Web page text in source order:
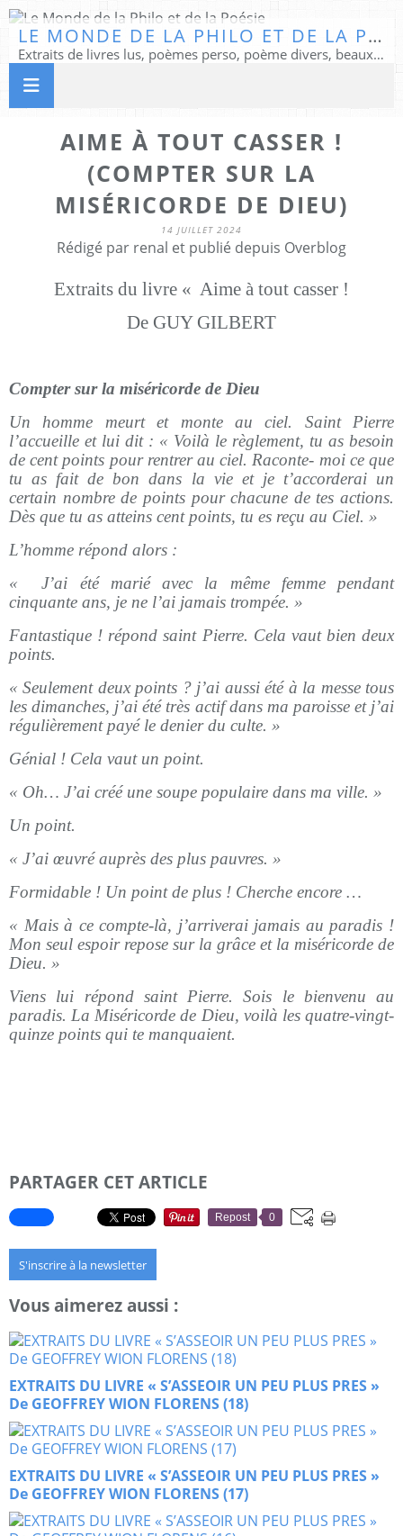
LE MONDE DE LA PHILO ET DE LA POÉSIE
Extraits de livres lus, poèmes perso, poème divers, beaux textes...
AIME À TOUT CASSER !
(COMPTER SUR LA
MISÉRICORDE DE DIEU)
14 JUILLET 2024
Rédigé par renal et publié depuis Overblog
Extraits du livre « Aime à tout casser !
De GUY GILBERT
Compter sur la miséricorde de Dieu
Un homme meurt et monte au ciel. Saint Pierre
l’accueille et lui dit : « Voilà le règlement, tu as besoin
de cent points pour rentrer au ciel. Raconte- moi ce que
tu as fait de bon dans la vie et je t’accorderai un
certain nombre de points pour chacune de tes actions.
Dès que tu as atteins cent points, tu es reçu au Ciel. »
L’homme répond alors :
« J’ai été marié avec la même femme pendant
cinquante ans, je ne l’ai jamais trompée. »
Fantastique ! répond saint Pierre. Cela vaut bien deux
points.
« Seulement deux points ? j’ai aussi été à la messe tous
les dimanches, j’ai été très actif dans ma paroisse et j’ai
régulièrement payé le denier du culte. »
Génial ! Cela vaut un point.
« Oh… J’ai créé une soupe populaire dans ma ville. »
Un point.
« J’ai œuvré auprès des plus pauvres. »
Formidable ! Un point de plus ! Cherche encore …
« Mais à ce compte-là, j’arriverai jamais au paradis !
Mon seul espoir repose sur la grâce et la miséricorde de
Dieu. »
Viens lui répond saint Pierre. Sois le bienvenu au
paradis. La Miséricorde de Dieu, voilà les quatre-vingt-
quinze points qui te manquaient.
PARTAGER CET ARTICLE
Repost 0
S'inscrire à la newsletter
Vous aimerez aussi :
EXTRAITS DU LIVRE « S’ASSEOIR UN PEU PLUS PRES »
De GEOFFREY WION FLORENS (18)
EXTRAITS DU LIVRE « S’ASSEOIR UN PEU PLUS PRES »
De GEOFFREY WION FLORENS (17)